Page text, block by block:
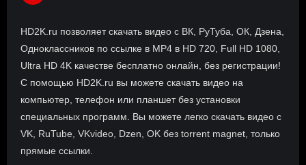
HD2K.ru позволяет скачать видео с ВК, РуТуба, ОК, Дзена,
Одноклассников по ссылке в MP4 в HD 720, Full HD 1080,
Ultra HD 4K качестве бесплатно онлайн, без регистрации!
С помощью HD2K.ru вы можете скачать видео на
компьютер, телефон или планшет без установки
специальных программ. Вы можете легко скачать видео с
VK, RuTube, VKvideo, Dzen, OK без torrent magnet, только
прямые ссылки.